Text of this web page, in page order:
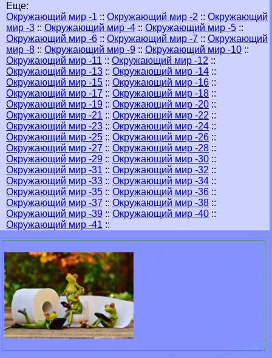
Еще:
Окружающий мир -1 :: Окружающий мир -2 :: Окружающий
мир -3 :: Окружающий мир -4 :: Окружающий мир -5 ::
Окружающий мир -6 :: Окружающий мир -7 :: Окружающий
мир -8 :: Окружающий мир -9 :: Окружающий мир -10 ::
Окружающий мир -11 :: Окружающий мир -12 ::
Окружающий мир -13 :: Окружающий мир -14 ::
Окружающий мир -15 :: Окружающий мир -16 ::
Окружающий мир -17 :: Окружающий мир -18 ::
Окружающий мир -19 :: Окружающий мир -20 ::
Окружающий мир -21 :: Окружающий мир -22 ::
Окружающий мир -23 :: Окружающий мир -24 ::
Окружающий мир -25 :: Окружающий мир -26 ::
Окружающий мир -27 :: Окружающий мир -28 ::
Окружающий мир -29 :: Окружающий мир -30 ::
Окружающий мир -31 :: Окружающий мир -32 ::
Окружающий мир -33 :: Окружающий мир -34 ::
Окружающий мир -35 :: Окружающий мир -36 ::
Окружающий мир -37 :: Окружающий мир -38 ::
Окружающий мир -39 :: Окружающий мир -40 ::
Окружающий мир -41 ::